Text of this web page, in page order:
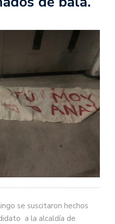
se suscitaron hechos
a la alcaldía de